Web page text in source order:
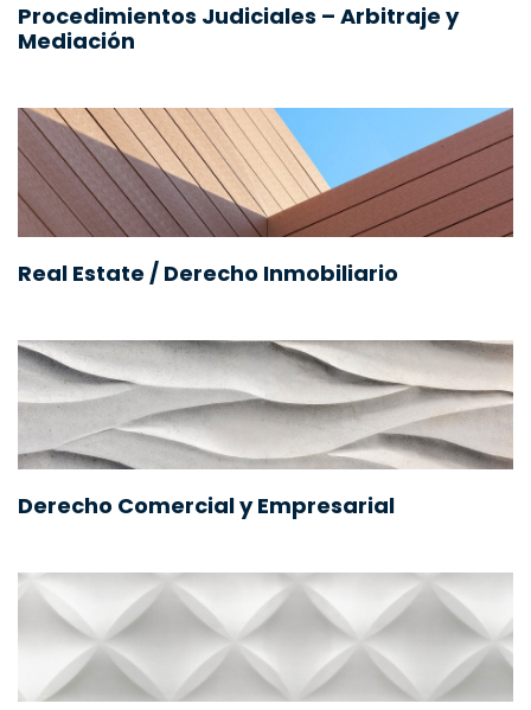
Procedimientos Judiciales – Arbitraje y
Mediación
Real Estate / Derecho Inmobiliario
Derecho Comercial y Empresarial